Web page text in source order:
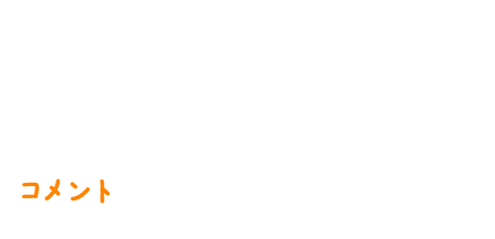
コメント